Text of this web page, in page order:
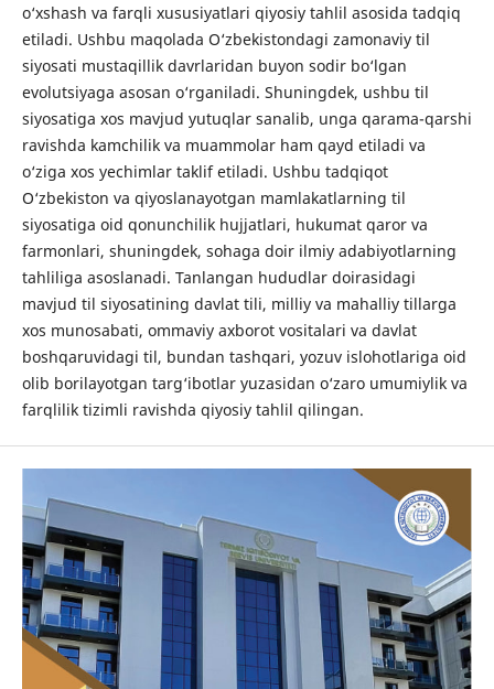
o‘xshash va farqli xususiyatlari qiyosiy tahlil asosida tadqiq
etiladi. Ushbu maqolada O‘zbekistondagi zamonaviy til
siyosati mustaqillik davrlaridan buyon sodir bo‘lgan
evolutsiyaga asosan o‘rganiladi. Shuningdek, ushbu til
siyosatiga xos mavjud yutuqlar sanalib, unga qarama-qarshi
ravishda kamchilik va muammolar ham qayd etiladi va
o‘ziga xos yechimlar taklif etiladi. Ushbu tadqiqot
O‘zbekiston va qiyoslanayotgan mamlakatlarning til
siyosatiga oid qonunchilik hujjatlari, hukumat qaror va
farmonlari, shuningdek, sohaga doir ilmiy adabiyotlarning
tahliliga asoslanadi. Tanlangan hududlar doirasidagi
mavjud til siyosatining davlat tili, milliy va mahalliy tillarga
xos munosabati, ommaviy axborot vositalari va davlat
boshqaruvidagi til, bundan tashqari, yozuv islohotlariga oid
olib borilayotgan targ‘ibotlar yuzasidan o‘zaro umumiylik va
farqlilik tizimli ravishda qiyosiy tahlil qilingan.